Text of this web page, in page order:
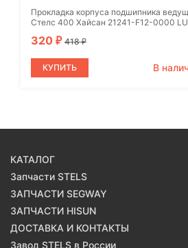
Прокладка корпуса подшипника
Стелс 400 Хайсан 21241-F12-0000
320 ₽ 418₽
КУПИТЬ В
КАТАЛОГ
Запчасти STELS
ЗАПЧАСТИ SEGWAY
ЗАПЧАСТИ HISUN
ДОСТАВКА И КОНТАКТЫ
Завод STELS в России